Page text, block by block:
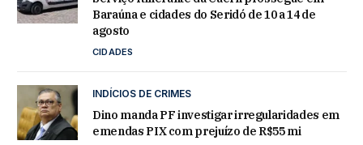
Baraúna e cidades do Seridó de 10 a 14 de
agosto
CIDADES
INDÍCIOS DE CRIMES
Dino manda PF investigar irregularidades em
emendas PIX com prejuízo de R$55 mi